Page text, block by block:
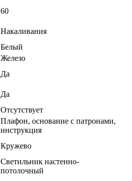
60
Накаливания
Белый
Железо
Да
Да
Отсутствует
Плафон, основание с патронами,
инструкция
Кружево
Светильник настенно-
потолочный